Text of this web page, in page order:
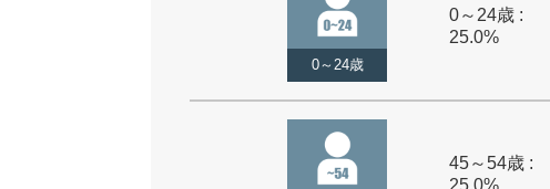
0～24歳
0～24歳 :
25.0%
45～54歳 :
25.0%